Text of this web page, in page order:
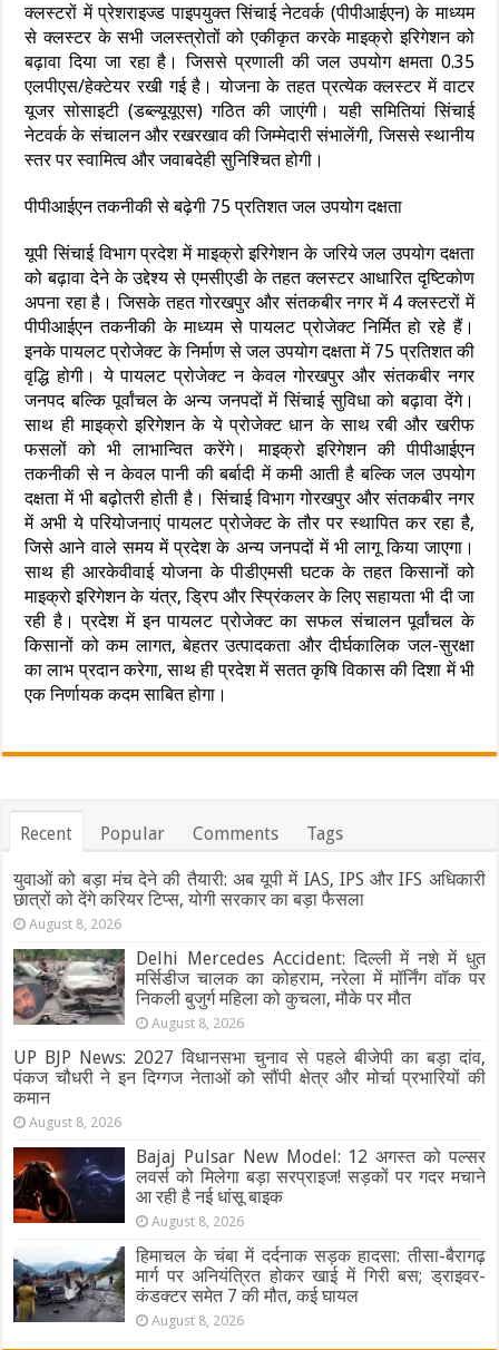
क्लस्टरों में प्रेशराइज्ड पाइपयुक्त सिंचाई नेटवर्क (पीपीआईएन) के माध्यम
से क्लस्टर के सभी जलस्त्रोतों को एकीकृत करके माइक्रो इरिगेशन को
बढ़ावा दिया जा रहा है। जिससे प्रणाली की जल उपयोग क्षमता 0.35
एलपीएस/हेक्टेयर रखी गई है। योजना के तहत प्रत्येक क्लस्टर में वाटर
यूजर सोसाइटी (डब्ल्यूयूएस) गठित की जाएंगी। यही समितियां सिंचाई
नेटवर्क के संचालन और रखरखाव की जिम्मेदारी संभालेंगी, जिससे स्थानीय
स्तर पर स्वामित्व और जवाबदेही सुनिश्चित होगी।
पीपीआईएन तकनीकी से बढ़ेगी 75 प्रतिशत जल उपयोग दक्षता
यूपी सिंचाई विभाग प्रदेश में माइक्रो इरिगेशन के जरिये जल उपयोग दक्षता
को बढ़ावा देने के उद्देश्य से एमसीएडी के तहत क्लस्टर आधारित दृष्टिकोण
अपना रहा है। जिसके तहत गोरखपुर और संतकबीर नगर में 4 क्लस्टरों में
पीपीआईएन तकनीकी के माध्यम से पायलट प्रोजेक्ट निर्मित हो रहे हैं।
इनके पायलट प्रोजेक्ट के निर्माण से जल उपयोग दक्षता में 75 प्रतिशत की
वृद्धि होगी। ये पायलट प्रोजेक्ट न केवल गोरखपुर और संतकबीर नगर
जनपद बल्कि पूर्वांचल के अन्य जनपदों में सिंचाई सुविधा को बढ़ावा देंगे।
साथ ही माइक्रो इरिगेशन के ये प्रोजेक्ट धान के साथ रबी और खरीफ
फसलों को भी लाभान्वित करेंगे। माइक्रो इरिगेशन की पीपीआईएन
तकनीकी से न केवल पानी की बर्बादी में कमी आती है बल्कि जल उपयोग
दक्षता में भी बढ़ोतरी होती है। सिंचाई विभाग गोरखपुर और संतकबीर नगर
में अभी ये परियोजनाएं पायलट प्रोजेक्ट के तौर पर स्थापित कर रहा है,
जिसे आने वाले समय में प्रदेश के अन्य जनपदों में भी लागू किया जाएगा।
साथ ही आरकेवीवाई योजना के पीडीएमसी घटक के तहत किसानों को
माइक्रो इरिगेशन के यंत्र, ड्रिप और स्प्रिंकलर के लिए सहायता भी दी जा
रही है। प्रदेश में इन पायलट प्रोजेक्ट का सफल संचालन पूर्वांचल के
किसानों को कम लागत, बेहतर उत्पादकता और दीर्घकालिक जल-सुरक्षा
का लाभ प्रदान करेगा, साथ ही प्रदेश में सतत कृषि विकास की दिशा में भी
एक निर्णायक कदम साबित होगा।
Recent Popular Comments Tags
युवाओं को बड़ा मंच देने की तैयारी: अब यूपी में IAS, IPS और IFS अधिकारी
छात्रों को देंगे करियर टिप्स, योगी सरकार का बड़ा फैसला
August 8, 2026
Delhi Mercedes Accident: दिल्ली में नशे में धुत
मर्सिडीज चालक का कोहराम, नरेला में मॉर्निंग वॉक पर
निकली बुजुर्ग महिला को कुचला, मौके पर मौत
August 8, 2026
UP BJP News: 2027 विधानसभा चुनाव से पहले बीजेपी का बड़ा दांव,
पंकज चौधरी ने इन दिग्गज नेताओं को सौंपी क्षेत्र और मोर्चा प्रभारियों की
कमान
August 8, 2026
Bajaj Pulsar New Model: 12 अगस्त को पल्सर
लवर्स को मिलेगा बड़ा सरप्राइज! सड़कों पर गदर मचाने
आ रही है नई धांसू बाइक
August 8, 2026
हिमाचल के चंबा में दर्दनाक सड़क हादसा: तीसा-बैरागढ़
मार्ग पर अनियंत्रित होकर खाई में गिरी बस; ड्राइवर-
कंडक्टर समेत 7 की मौत, कई घायल
August 8, 2026